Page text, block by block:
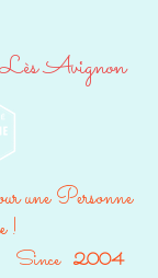
Avignon
une Personne
!
2004